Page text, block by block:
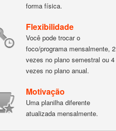
forma física.
Flexibilidade
Você pode trocar o
foco/programa mensalmente, 2
vezes no plano semestral ou 4
vezes no plano anual.
Motivação
Uma planilha diferente
atualizada mensalmente.